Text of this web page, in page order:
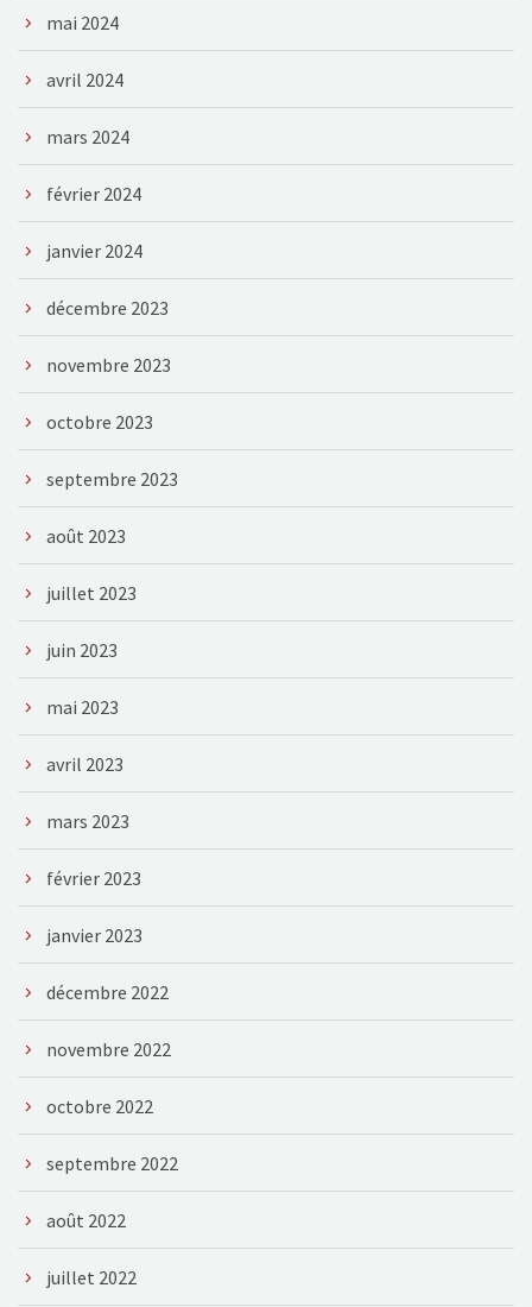
mai 2024
avril 2024
mars 2024
février 2024
janvier 2024
décembre 2023
novembre 2023
octobre 2023
septembre 2023
août 2023
juillet 2023
juin 2023
mai 2023
avril 2023
mars 2023
février 2023
janvier 2023
décembre 2022
novembre 2022
octobre 2022
septembre 2022
août 2022
juillet 2022